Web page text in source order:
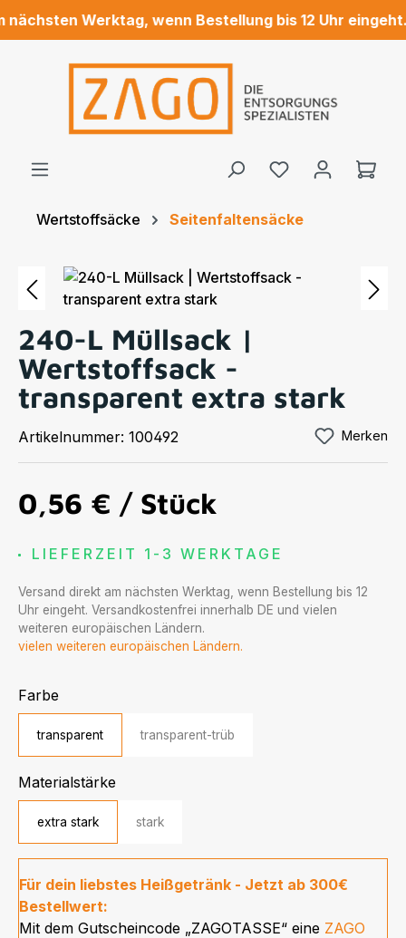
Zum Hauptinhalt springen
Werktag, wenn Bestellung bis 12 Uhr eingeht.
Wertstoffsäcke Seitenfaltensäcke
Bildergalerie überspringen
240-L Müllsack |
Wertstoffsack -
transparent extra stark
Artikelnummer: 100492 Merken
0,56 € / Stück
LIEFERZEIT 1-3 WERKTAGE
Versand direkt am nächsten Werktag, wenn Bestellung bis 12
Uhr eingeht. Versandkostenfrei innerhalb DE und vielen
weiteren europäischen Ländern.
vielen weiteren europäischen Ländern.
Farbeauswählen
transparent transparent-trüb
Materialstärkeauswählen
extra stark stark
Für dein liebstes Heißgetränk - Jetzt ab 300€
Bestellwert:
Mit dem Gutscheincode „ZAGOTASSE“ eine ZAGO